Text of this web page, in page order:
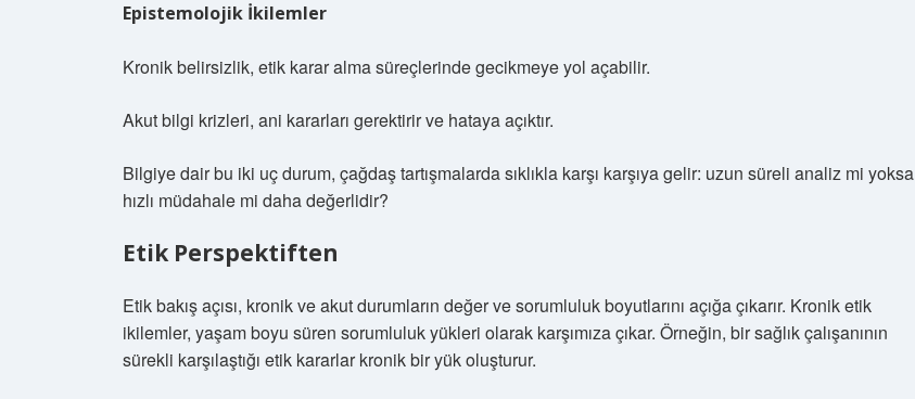
Epistemolojik İkilemler
Kronik belirsizlik, etik karar alma süreçlerinde gecikmeye yol açabilir.
Akut bilgi krizleri, ani kararları gerektirir ve hataya açıktır.
Bilgiye dair bu iki uç durum, çağdaş tartışmalarda sıklıkla karşı karşıya gelir: uzun süreli analiz mi yoksa
hızlı müdahale mi daha değerlidir?
Etik Perspektiften
Etik bakış açısı, kronik ve akut durumların değer ve sorumluluk boyutlarını açığa çıkarır. Kronik etik
ikilemler, yaşam boyu süren sorumluluk yükleri olarak karşımıza çıkar. Örneğin, bir sağlık çalışanının
sürekli karşılaştığı etik kararlar kronik bir yük oluşturur.